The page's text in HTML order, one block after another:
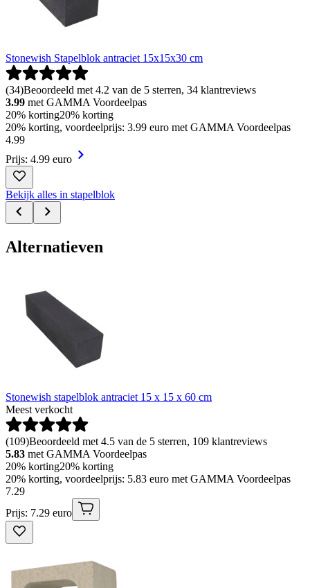
Stonewish Stapelblok antraciet 15x15x30 cm
(34)Beoordeeld met 4.2 van de 5 sterren, 34 klantreviews
3.99 met GAMMA Voordeelpas
20% korting20% korting
20% korting, voordeelprijs: 3.99 euro met GAMMA Voordeelpas
4.99
Prijs: 4.99 euro
Bekijk alles in stapelblok
Alternatieven
Stonewish stapelblok antraciet 15 x 15 x 60 cm
Meest verkocht
(109)Beoordeeld met 4.5 van de 5 sterren, 109 klantreviews
5.83 met GAMMA Voordeelpas
20% korting20% korting
20% korting, voordeelprijs: 5.83 euro met GAMMA Voordeelpas
7.29
Prijs: 7.29 euro